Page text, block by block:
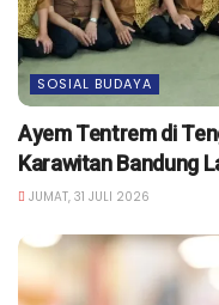
SOSIAL BUDAYA
Ayem Tentrem di
Karawitan Bandung
JUMAT, 31 JULI 2026